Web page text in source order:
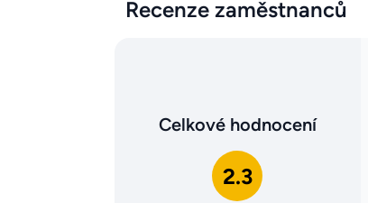
Recenze zaměstnanců
Celkové hodnocení
2.3